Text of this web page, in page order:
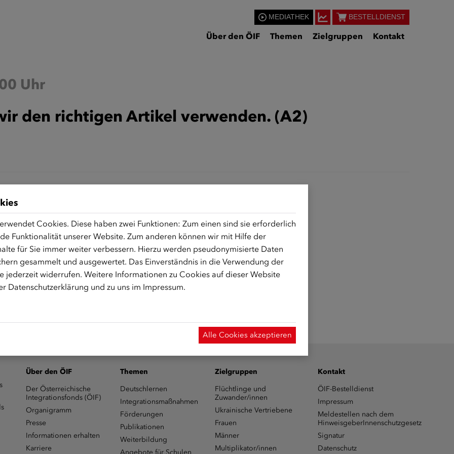
MEDIATHEK BESTELLDIENST
Über den ÖIF Themen Zielgruppen Kontakt
Uhr
den richtigen Artikel verwenden. (A2)
Start des Onlinekurses aktiviert.)
Über den ÖIF
Der Österreichische
Integrationsfonds (ÖIF)
Organigramm
Presse
Informationen erhalten
Karriere
Themen
Deutschlernen
Integrationsmaßnahmen
Förderungen
Publikationen
Weiterbildung
Angebote für Schulen
Zielgruppen
Flüchtlinge und
Zuwander/innen
Ukrainische Vertriebene
Frauen
Männer
Multiplikator/innen
Kontakt
ÖIF-Bestelldienst
Impressum
Meldestellen nach dem
HinweisgeberInnenschutzgesetz
Signatur
Datenschutz
Cookies. Diese haben zwei Funktionen: Zum einen sind sie erforderlich
Funktionalität unserer Website. Zum anderen können wir mit Hilfe der
für Sie immer weiter verbessern. Hierzu werden pseudonymisierte Daten
gesammelt und ausgewertet. Das Einverständnis in die Verwendung der
jederzeit widerrufen. Weitere Informationen zu Cookies auf dieser Website
Datenschutzerklärung und zu uns im Impressum.
Alle Cookies akzeptieren